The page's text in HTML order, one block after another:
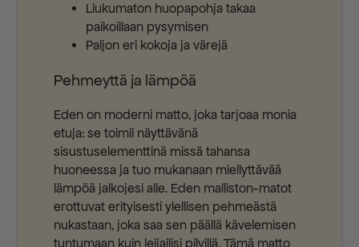
Liukumaton huopapohja takaa
paikoillaan pysymisen
Paljon eri kokoja ja värejä
Pehmeyttä ja lämpöä
Eden on moderni matto, joka tarjoaa monia
etuja: se toimii näyttävänä
sisustuselementtinä missä tahansa
huoneessa ja tuo mukanaan miellyttävää
lämpöä jalkojesi alle. Eden malliston-matot
erottuvat erityisesti ylellisen pehmeästä
nukastaan, joka saa sen päällä kävelemisen